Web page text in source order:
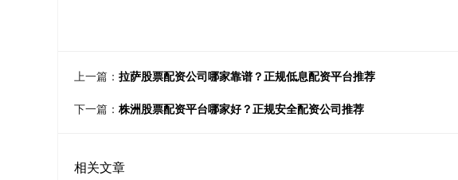
上一篇： 拉萨股票配资公司哪家靠谱？正规低息配资平台推荐
下一篇： 株洲股票配资平台哪家好？正规安全配资公司推荐
相关文章